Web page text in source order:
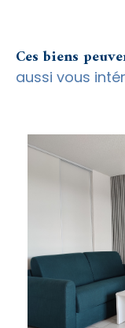
Ces biens
aussi vous